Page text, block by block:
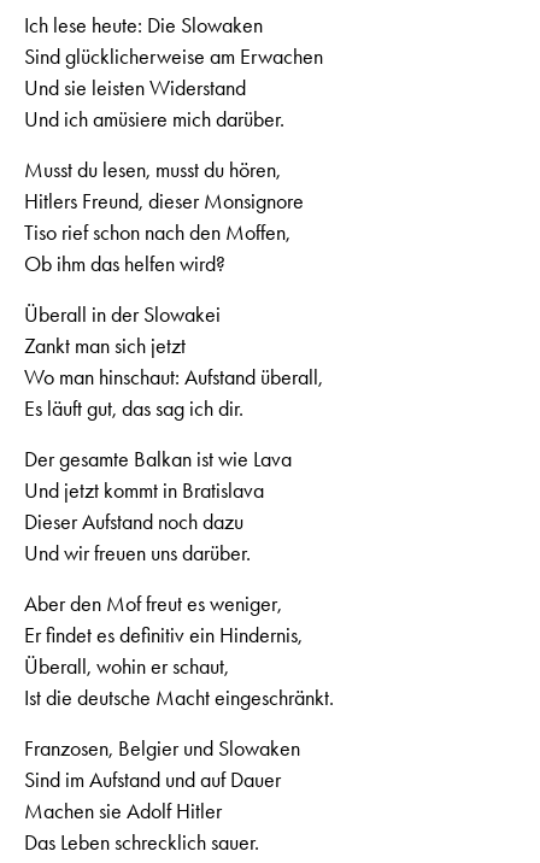
Ich lese heute: Die Slowaken
Sind glücklicherweise am Erwachen
Und sie leisten Widerstand
Und ich amüsiere mich darüber.
Musst du lesen, musst du hören,
Hitlers Freund, dieser Monsignore
Tiso rief schon nach den Moffen,
Ob ihm das helfen wird?
Überall in der Slowakei
Zankt man sich jetzt
Wo man hinschaut: Aufstand überall,
Es läuft gut, das sag ich dir.
Der gesamte Balkan ist wie Lava
Und jetzt kommt in Bratislava
Dieser Aufstand noch dazu
Und wir freuen uns darüber.
Aber den Mof freut es weniger,
Er findet es definitiv ein Hindernis,
Überall, wohin er schaut,
Ist die deutsche Macht eingeschränkt.
Franzosen, Belgier und Slowaken
Sind im Aufstand und auf Dauer
Machen sie Adolf Hitler
Das Leben schrecklich sauer.